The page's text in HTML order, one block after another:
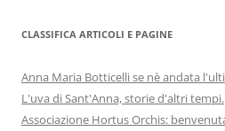
CLASSIFICA ARTICOLI E PAGINE
Anna Maria Botticelli se nè andata
L'uva di Sant'Anna, storie d'altri tempi.
Associazione Hortus Orchis: